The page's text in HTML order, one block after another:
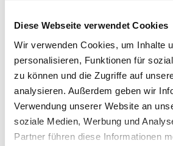
Diese Webseite verwendet Cookies
Wir verwenden Cookies, um Inhalte
personalisieren, Funktionen für
zu können und die Zugriffe auf
analysieren. Außerdem geben wir
Verwendung unserer Website an
soziale Medien, Werbung und
Partner führen diese Informationen
Torsten Jäntsch